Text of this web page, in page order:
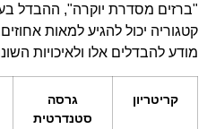
"ברזים מסדרת יוקרה", ההבדל
קטגוריה יכול להגיע למאות
מודע להבדלים אלו ולאיכויות
קריטריון
גרסה
סטנדרטית